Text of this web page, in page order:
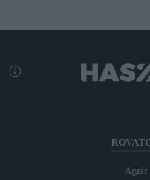
Agrár